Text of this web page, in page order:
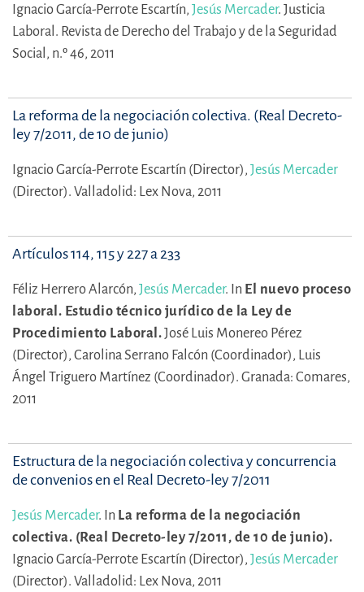
Ignacio García-Perrote Escartín, Jesús Mercader. Justicia
Laboral. Revista de Derecho del Trabajo y de la Seguridad
Social, n.º 46, 2011
La reforma de la negociación colectiva. (Real Decreto-
ley 7/2011, de 10 de junio)
Ignacio García-Perrote Escartín (Director), Jesús Mercader
(Director). Valladolid: Lex Nova, 2011
Artículos 114, 115 y 227 a 233
Féliz Herrero Alarcón, Jesús Mercader. In El nuevo proceso
laboral. Estudio técnico jurídico de la Ley de
Procedimiento Laboral.José Luis Monereo Pérez
(Director), Carolina Serrano Falcón (Coordinador), Luis
Ángel Triguero Martínez (Coordinador). Granada: Comares,
2011
Estructura de la negociación colectiva y concurrencia
de convenios en el Real Decreto-ley 7/2011
Jesús Mercader. In La reforma de la negociación
colectiva. (Real Decreto-ley 7/2011, de 10 de junio).
Ignacio García-Perrote Escartín (Director), Jesús Mercader
(Director). Valladolid: Lex Nova, 2011